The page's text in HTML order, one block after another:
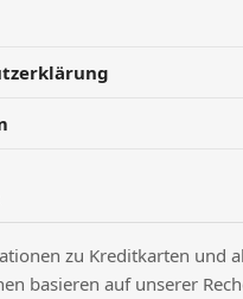
zu Kreditkarten und
basieren auf unserer